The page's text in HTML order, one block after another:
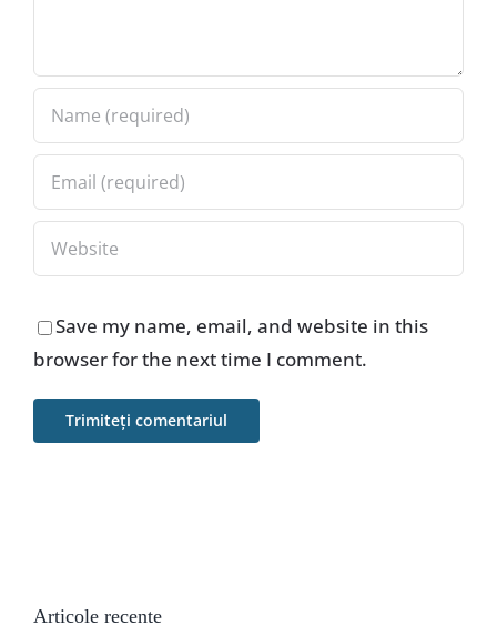
Save my name, email, and website in this
browser for the next time I comment.
Articole recente